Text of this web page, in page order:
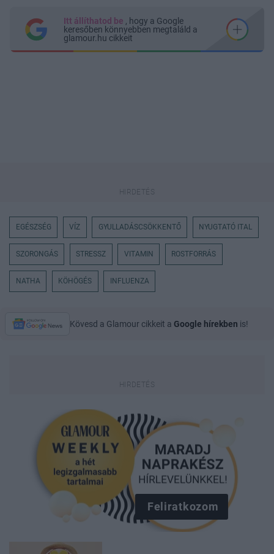
Itt állíthatod be , hogy a Google
keresőben könnyebben megtaláld a
glamour.hu cikkeit
EGÉSZSÉG VÍZ GYULLADÁSCSÖKKENTŐ NYUGTATÓ ITAL
SZORONGÁS STRESSZ VITAMIN ROSTFORRÁS
NATHA KÖHÖGÉS INFLUENZA
Kövesd a Glamour cikkeit a Google hírekben is!
Feliratkozom